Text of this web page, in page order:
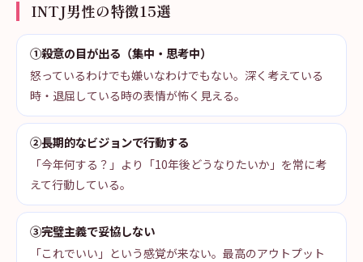
INTJ男性の特徴15選
①殺意の目が出る（集中・思考中）
怒っているわけでも嫌いなわけでもない。深く考えている
時・退屈している時の表情が怖く見える。
②長期的なビジョンで行動する
「今年何する？」より「10年後どうなりたいか」を常に考
えて行動している。
③完璧主義で妥協しない
「これでいい」という感覚が来ない。最高のアウトプット